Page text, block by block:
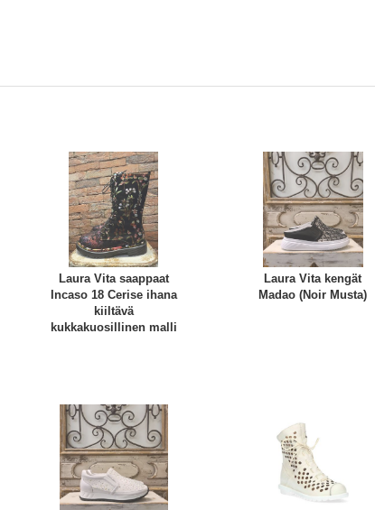
Laura Vita saappaat
Incaso 18 Cerise ihana
kiiltävä
kukkakuosillinen malli
Laura Vita kengät
Madao (Noir Musta)